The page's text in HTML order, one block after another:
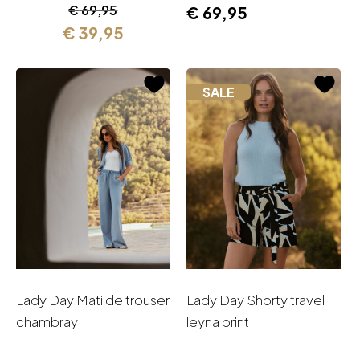
€69,95
Oorspronkelijke
prijs
€ 69,95.
€ 39,95
Huidige
prijs
€ 39,95.
€ 69,95
Lady Day Matilde trouser
chambray
SALE
Lady Day Shorty travel
leyna print